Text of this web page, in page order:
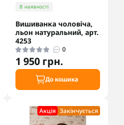
В наявності
Вишиванка чоловіча,
льон натуральний, арт.
4253
0
1 950 грн.
До кошика
Акцiя Закінчується